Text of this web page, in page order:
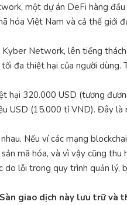
một dự án DeFi hàng
Việt Nam và cả thế giới
Network, lên tiếng
đa thiệt hại của người dùng.
320.000 USD (tương
USD (15.000 tỉ VND). Đây
Nếu ví các mạng
mã hóa, và vì vậy cũng thu
lỗi trong quy trình quản lý,
giao dịch này lưu trữ và